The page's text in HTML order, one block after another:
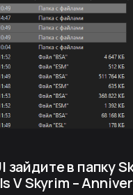
в папку
V Skyrim –